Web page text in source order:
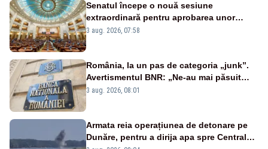
Senatul începe o nouă sesiune
extraordinară pentru aprobarea unor
jaloane din PNRR
3 aug. 2026, 07:58
România, la un pas de categoria „junk”.
Avertismentul BNR: „Ne-au mai păsuit
pentru câteva luni”
3 aug. 2026, 08:01
Armata reia operațiunea de detonare pe
Dunăre, pentru a dirija apa spre Centrala